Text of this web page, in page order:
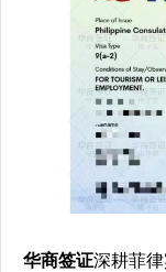
华商签证深耕菲